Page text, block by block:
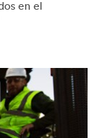
en el